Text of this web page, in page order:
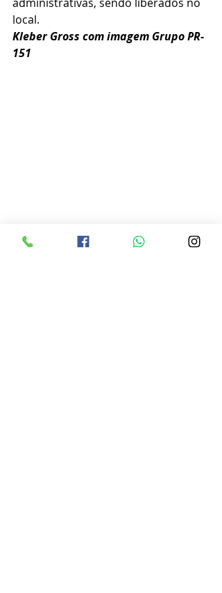
local.
Kleber Gross com imagem Grupo PR-
151